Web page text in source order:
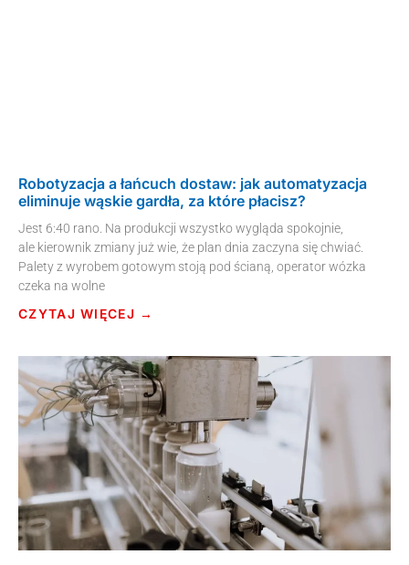
Robotyzacja a łańcuch dostaw: jak automatyzacja
eliminuje wąskie gardła, za które płacisz?
Jest 6:40 rano. Na produkcji wszystko wygląda spokojnie,
ale kierownik zmiany już wie, że plan dnia zaczyna się chwiać.
Palety z wyrobem gotowym stoją pod ścianą, operator wózka
czeka na wolne
CZYTAJ WIĘCEJ →